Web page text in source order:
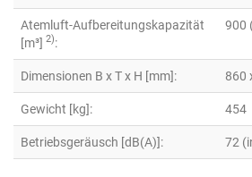
Atemluft-Aufbereitungskapazität
[m³] 2):
900
Dimensionen B x T x H [mm]: 860
Gewicht [kg]: 454
Betriebsgeräusch [dB(A)]: 72